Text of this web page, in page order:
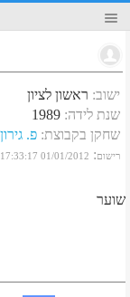
ישוב: ראשון לציון
שנת לידה:
1989
שחקן בקבוצת: פ. גירון
רישום:
01/01/2012 17:33:17
שוער